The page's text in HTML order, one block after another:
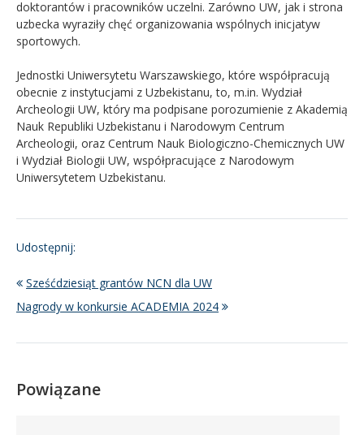
doktorantów i pracowników uczelni. Zarówno UW, jak i strona
uzbecka wyraziły chęć organizowania wspólnych inicjatyw
sportowych.
Jednostki Uniwersytetu Warszawskiego, które współpracują
obecnie z instytucjami z Uzbekistanu, to, m.in. Wydział
Archeologii UW, który ma podpisane porozumienie z Akademią
Nauk Republiki Uzbekistanu i Narodowym Centrum
Archeologii, oraz Centrum Nauk Biologiczno-Chemicznych UW
i Wydział Biologii UW, współpracujące z Narodowym
Uniwersytetem Uzbekistanu.
Udostępnij:
Sześćdziesiąt grantów NCN dla UW
Nagrody w konkursie ACADEMIA 2024
Powiązane